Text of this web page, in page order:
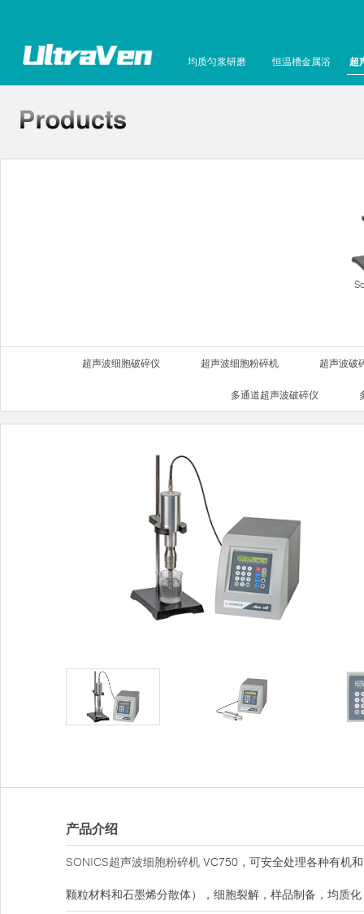
均质匀浆研磨 恒温槽金属浴 超
超声波细胞破碎仪 超声波细胞粉碎机 超声波破
多通道超声波破碎仪
产品介绍
SONICS超声波细胞粉碎机 VC750，可安全处理各种有机
颗粒材料和石墨烯分散体），细胞裂解，样品制备，均质